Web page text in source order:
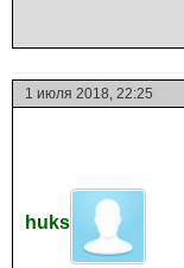
1 июля 2018, 22:25
huks